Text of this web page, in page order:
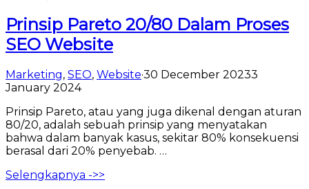
Prinsip Pareto 20/80 Dalam Proses
SEO Website
Marketing, SEO, Website·30 December 20233
January 2024
Prinsip Pareto, atau yang juga dikenal dengan aturan
80/20, adalah sebuah prinsip yang menyatakan
bahwa dalam banyak kasus, sekitar 80% konsekuensi
berasal dari 20% penyebab. …
Selengkapnya ->>